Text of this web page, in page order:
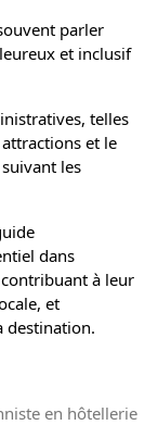
parler
et inclusif
telles
et le
les
dans
contribuant à leur
et
destination.
en hôtellerie